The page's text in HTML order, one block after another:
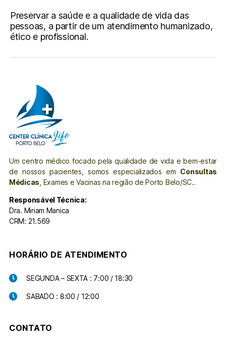
Preservar a saúde e a qualidade de vida das
pessoas, a partir de um atendimento humanizado,
ético e profissional.
Um centro médico focado pela qualidade de vida e bem-estar
de nossos pacientes, somos especializados em Consultas
Médicas , Exames e Vacinas na região de Porto Belo/SC..
Responsável Técnica:
Dra. Miriam Manica
CRM: 21.569
HORÁRIO DE ATENDIMENTO
SEGUNDA – SEXTA : 7:00 / 18:30
SABADO : 8:00 / 12:00
CONTATO